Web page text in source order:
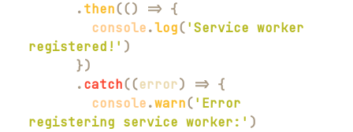
.then(() => {
console.log('Service worker
registered!' )
})
.catch((error) => {
console.warn('Error
registering service worker:' )